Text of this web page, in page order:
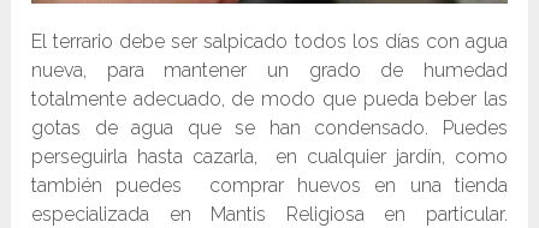
El terrario debe ser salpicado todos los días con agua
nueva, para mantener un grado de humedad
totalmente adecuado, de modo que pueda beber las
gotas de agua que se han condensado. Puedes
perseguirla hasta cazarla, en cualquier jardín, como
también puedes comprar huevos en una tienda
especializada en Mantis Religiosa en particular.